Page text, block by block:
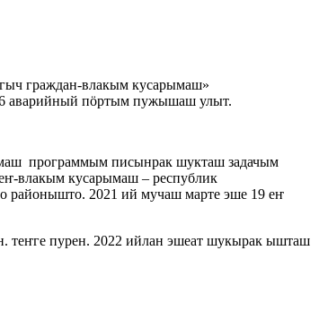
граждан-влакым кусарымаш»
аварийный пӧртым пужышаш улыт.
программым писынрак шукташ задачым
влакым кусарымаш – республик
районышто. 2021 ий мучаш марте эше 19 еҥ
пурен. 2022 ийлан эшеат шукырак ышташ